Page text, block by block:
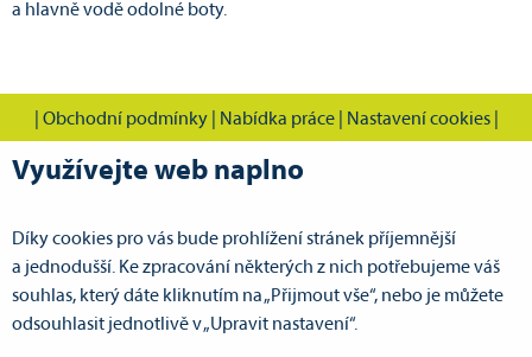
a hlavně vodě odolné boty.
Obchodní podmínky| Nabídka práce| Nastavení cookies|
Doubravická 386
Využívejte web naplno
Díky cookies pro vás bude prohlížení stránek příjemnější
a jednodušší. Ke zpracování některých z nich potřebujeme váš
souhlas, který dáte kliknutím na „Přijmout vše“, nebo je můžete
odsouhlasit jednotlivě v „Upravit nastavení“.